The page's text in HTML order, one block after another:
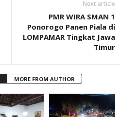
Next article
PMR WIRA SMAN 1
Ponorogo Panen Piala di
LOMPAMAR Tingkat Jawa
Timur
MORE FROM AUTHOR